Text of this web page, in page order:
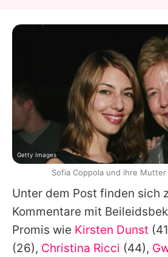
Unter dem Post finden sich
Kommentare mit
Promis wie Kirsten Dunst
(26), Christina Ricci (44),
Getty Images
Sofia Coppola und ihre Mutter